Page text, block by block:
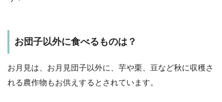
お団子以外に食べるものは？
お月見は、お月見団子以外に、 芋や栗、豆など秋に収穫さ
れる農作物もお供えするとされています。